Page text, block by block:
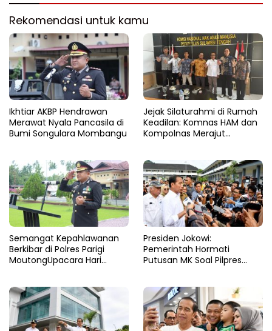
Rekomendasi untuk kamu
Ikhtiar AKBP Hendrawan
Merawat Nyala Pancasila di
Bumi Songulara Mombangu
Jejak Silaturahmi di Rumah
Keadilan: Komnas HAM dan
Kompolnas Merajut
Semangat Kepahlawanan
Berkibar di Polres Parigi
MoutongUpacara Hari
Presiden Jokowi:
Pemerintah Hormati
Putusan MK Soal Pilpres